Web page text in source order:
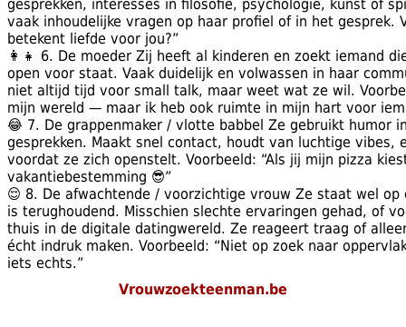
gesprekken, interesses in filosofie, psychologie, kunst of
vaak inhoudelijke vragen op haar profiel of in het gesprek.
betekent liefde voor jou?”
👩‍👧 6. De moeder Zij heeft al kinderen en zoekt iemand
open voor staat. Vaak duidelijk en volwassen in haar
niet altijd tijd voor small talk, maar weet wat ze wil.
mijn wereld — maar ik heb ook ruimte in mijn hart voor
😂 7. De grappenmaker / vlotte babbel Ze gebruikt humor
gesprekken. Maakt snel contact, houdt van luchtige vibes,
voordat ze zich openstelt. Voorbeeld: “Als jij mijn pizza
vakantiebestemming 😎”
😌 8. De afwachtende / voorzichtige vrouw Ze staat wel
is terughoudend. Misschien slechte ervaringen gehad, of
thuis in de digitale datingwereld. Ze reageert traag of
écht indruk maken. Voorbeeld: “Niet op zoek naar
iets echts.”
Vrouwzoekteenman.be